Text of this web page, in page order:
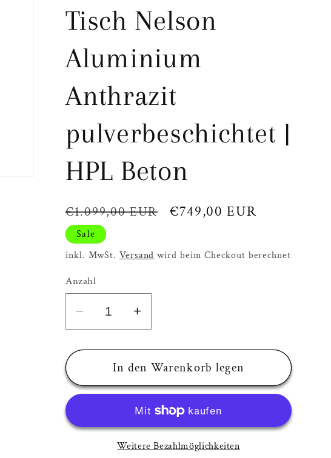
Tisch Nelson
Aluminium
Anthrazit
pulverbeschichtet |
HPL Beton
Normaler
Preis
€1.099,00 EUR Verkaufspreis
€749,00 EUR
Sale
inkl. MwSt.Versand wird beim Checkout berechnet
Anzahl
Verringere
die
Menge
Niehoff
Nelson
Aluminium
Erhöhe
die
Menge
für
Niehoff
Tisch
Nelson
Aluminium
In den Warenkorb legen
Weitere Bezahlmöglichkeiten